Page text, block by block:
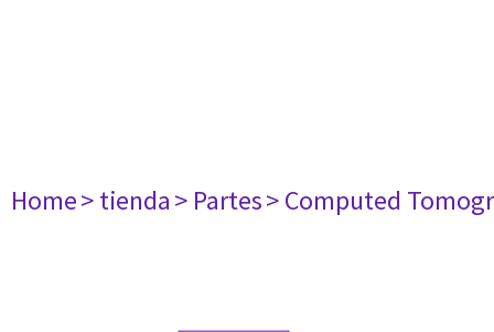
Home> tienda> Partes> Computed